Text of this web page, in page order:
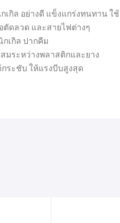
เกิล อย่างดี แข็งแกร่งทนทาน
ดลวด และสายไฟต่างๆ
เกิล ปากคีม
มระหว่างพลาสติกและยาง
ระชับ ให้แรงบีบสูงสุด